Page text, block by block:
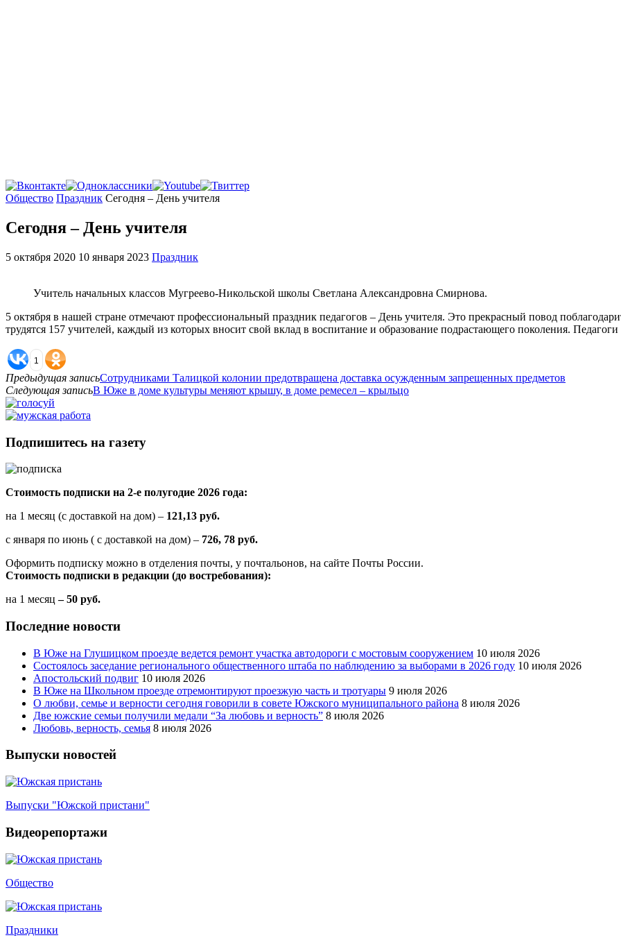
Главная
Общество Праздник Сегодня – День учителя
Сегодня – День учителя
5 октября 2020 10 января 2023 Праздник
Учитель начальных классов Мугреево-Никольской школы Светлана Александровна Смирнова.
5 октября в нашей стране отмечают профессиональный праздник педагогов – День учителя. Это прекрасный повод
трудятся 157 учителей, каждый из которых вносит свой вклад в воспитание и образование подрастающего поколения.
1
Предыдущая записьСотрудниками Талицкой колонии предотвращена доставка осужденным запрещенных предметов
Следующая записьВ Юже в доме культуры меняют крышу, в доме ремесел – крыльцо
Подпишитесь на газету
Стоимость подписки на 2-е полугодие 2026 года:
на 1 месяц (с доставкой на дом) – 121,13 руб.
с января по июнь ( с доставкой на дом) – 726, 78 руб.
Оформить подписку можно в отделения почты, у почтальонов, на сайте Почты России.
Стоимость подписки в редакции (до востребования):
на 1 месяц – 50 руб.
Последние новости
В Юже на Глушицком проезде ведется ремонт участка автодороги с мостовым сооружением 10 июля 2026
Состоялось заседание регионального общественного штаба по наблюдению за выборами в 2026 году 10 июля 2026
Апостольский подвиг 10 июля 2026
В Юже на Школьном проезде отремонтируют проезжую часть и тротуары 9 июля 2026
О любви, семье и верности сегодня говорили в совете Южского муниципального района 8 июля 2026
Две южские семьи получили медали “За любовь и верность” 8 июля 2026
Любовь, верность, семья 8 июля 2026
Выпуски новостей
Выпуски "Южской пристани"
Видеорепортажи
Общество
Праздники